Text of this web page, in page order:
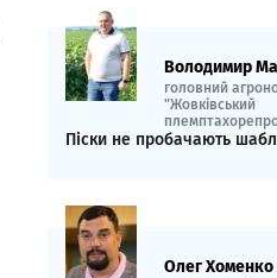
Володимир
головний
"Жовківський
Піски не пробачають
Олег Хоменко